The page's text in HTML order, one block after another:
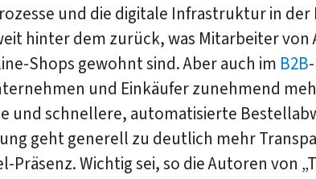
und die digitale Infrastruktur in
hinter dem zurück, was Mitarbeiter von
Shops gewohnt sind. Aber auch im B2B
und Einkäufer zunehmend
und schnellere, automatisierte
geht generell zu deutlich mehr
Präsenz. Wichtig sei, so die Autoren von